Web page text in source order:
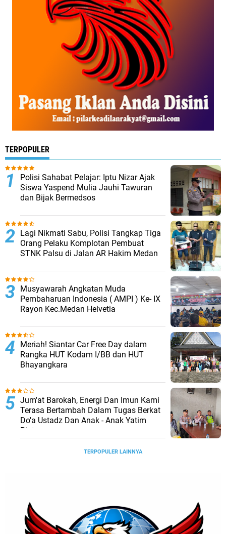
TERPOPULER
Polisi Sahabat Pelajar: Iptu Nizar Ajak
Siswa Yaspend Mulia Jauhi Tawuran
dan Bijak Bermedsos
Lagi Nikmati Sabu, Polisi Tangkap Tiga
Orang Pelaku Komplotan Pembuat
STNK Palsu di Jalan AR Hakim Medan
Musyawarah Angkatan Muda
Pembaharuan Indonesia ( AMPI ) Ke- IX
Rayon Kec.Medan Helvetia
Meriah! Siantar Car Free Day dalam
Rangka HUT Kodam I/BB dan HUT
Bhayangkara
Jum'at Barokah, Energi Dan Imun Kami
Terasa Bertambah Dalam Tugas Berkat
Do'a Ustadz Dan Anak - Anak Yatim
Piatu
TERPOPULER LAINNYA